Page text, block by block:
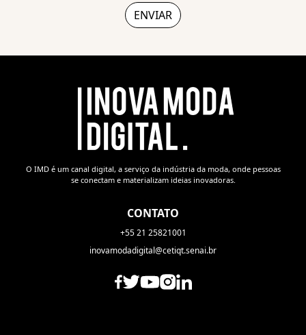
O IMD é um canal digital, a serviço da indústria da moda, onde pessoas
se conectam e materializam ideias inovadoras.
CONTATO
+55 21 25821001
inovamodadigital@cetiqt.senai.br